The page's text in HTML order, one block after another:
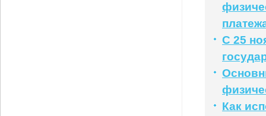
С 25
Как